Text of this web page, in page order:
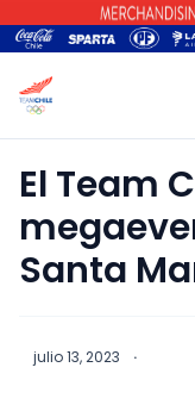
El Team
Santa
julio 13, 2023 ·